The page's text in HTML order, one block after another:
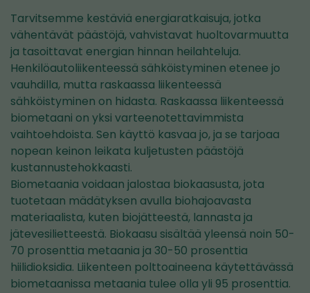
Tarvitsemme kestäviä energiaratkaisuja, jotka
vähentävät päästöjä, vahvistavat huoltovarmuutta
ja tasoittavat energian hinnan heilahteluja.
Henkilöautoliikenteessä sähköistyminen etenee jo
vauhdilla, mutta raskaassa liikenteessä
sähköistyminen on hidasta. Raskaassa liikenteessä
biometaani on yksi varteenotettavimmista
vaihtoehdoista. Sen käyttö kasvaa jo, ja se tarjoaa
nopean keinon leikata kuljetusten päästöjä
kustannustehokkaasti.
Biometaania voidaan jalostaa biokaasusta, jota
tuotetaan mädätyksen avulla biohajoavasta
materiaalista, kuten biojätteestä, lannasta ja
jätevesilietteestä. Biokaasu sisältää yleensä noin 50-
70 prosenttia metaania ja 30-50 prosenttia
hiilidioksidia. Liikenteen polttoaineena käytettävässä
biometaanissa metaania tulee olla yli 95 prosenttia.